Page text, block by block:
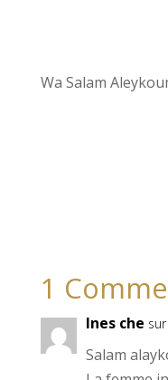
Wa Salam
1
Ines che
Salam